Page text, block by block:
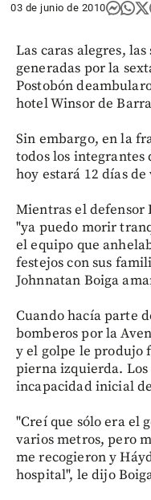
03 de junio de 2010
Las caras alegres,
generadas por la
Postobón
hotel Winsor de
Sin embargo, en la
todos los integrantes
hoy estará 12 días de
Mientras el defensor
"ya puedo morir
el equipo que
festejos con sus
Johnnatan Boiga
Cuando hacía parte
bomberos por la
y el golpe le produjo
pierna izquierda.
incapacidad inicial
"Creí que sólo era el
varios metros, pero
me recogieron y
hospital", le dijo